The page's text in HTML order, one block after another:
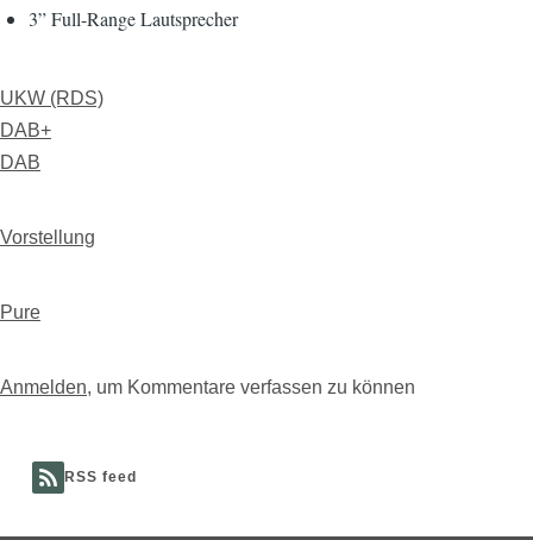
3” Full-Range Lautsprecher
UKW (RDS)
DAB+
DAB
Vorstellung
Pure
Anmelden, um Kommentare verfassen zu können
RSS feed